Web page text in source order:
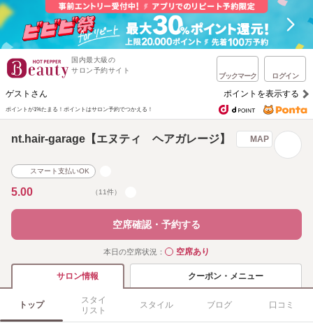
国内最大級の
サロン予約サイト
ブックマーク ログイン
ゲストさん ポイントを表示する
ポイントが1%たまる！ ポイントはサロン予約でつかえる！
nt.hair-garage【エヌティ ヘアガレージ】 MAP
スマート支払いOK
5.00 （11件）
空席確認・予約する
本日の空席状況： ◯空席あり
サロン情報 クーポン・メニュー
トップ
スタイ
リスト
スタイル ブログ 口コミ